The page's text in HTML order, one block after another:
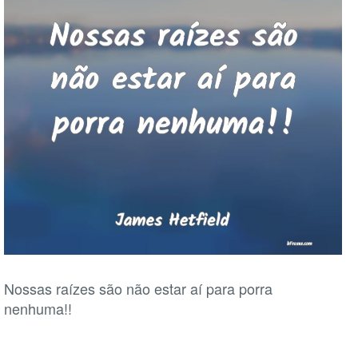
Nossas raízes são não estar aí para porra
nenhuma!!